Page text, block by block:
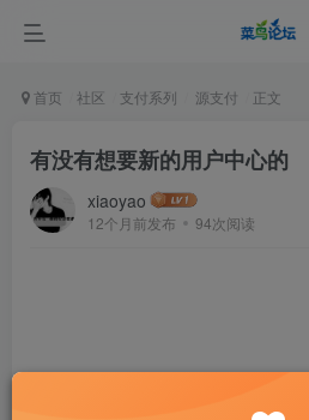
首页 社区 支付系列 源支付 正文
有没有想要新的用户中心的
xiaoyao
12个月前发布 94次阅读